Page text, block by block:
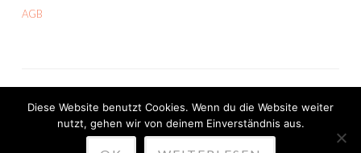
AGB
PROUDLY POWERED BY WORDPRESS
Diese Website benutzt Cookies. Wenn du die Website weiter
nutzt, gehen wir von deinem Einverständnis aus.